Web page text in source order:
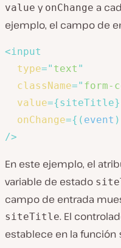
value y onChange a
ejemplo, el campo de
<input
type=" text "
className=" form-
value={siteTitle}
onChange={ ( event )
/>
En este ejemplo, el
variable de estado
campo de entrada
siteTitle. El
establece en la función